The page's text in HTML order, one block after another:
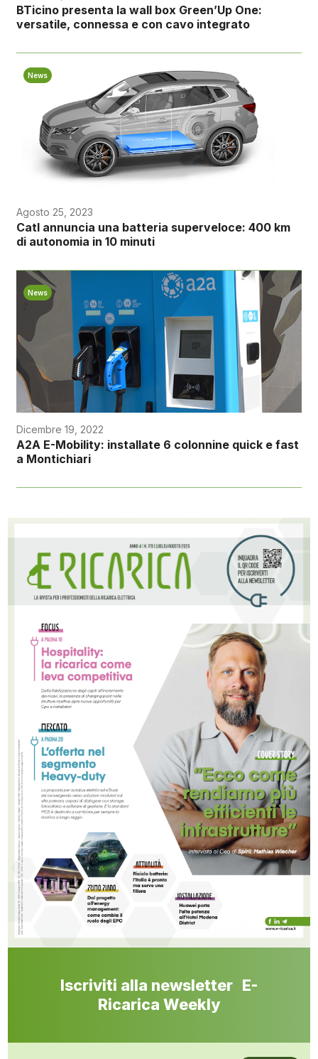
BTicino presenta la wall box Green’Up One:
versatile, connessa e con cavo integrato
News
Agosto 25, 2023
Catl annuncia una batteria superveloce: 400 km
di autonomia in 10 minuti
News
Dicembre 19, 2022
A2A E-Mobility: installate 6 colonnine quick e fast
a Montichiari
Iscriviti alla newsletter E-
Ricarica Weekly